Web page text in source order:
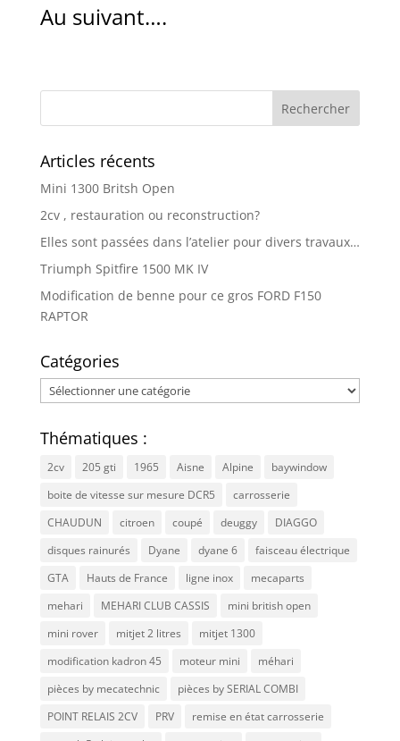
Au suivant….
Articles récents
Mini 1300 Britsh Open
2cv , restauration ou reconstruction?
Elles sont passées dans l’atelier pour divers travaux…
Triumph Spitfire 1500 MK IV
Modification de benne pour ce gros FORD F150
RAPTOR
Catégories
Catégories
Thématiques :
2cv 205 gti 1965 Aisne Alpine
baywindow
boite de vitesse sur mesure DCR5
carrosserie
CHAUDUN
citroen coupé deuggy
DIAGGO
disques rainurés
Dyane dyane 6
faisceau électrique
GTA
Hauts de France ligne inox
mecaparts
mehari
MEHARI CLUB CASSIS
mini british open
mini rover
mitjet 2 litres
mitjet 1300
modification kadron 45
moteur mini
méhari
pièces by mecatechnic
pièces by SERIAL COMBI
POINT RELAIS 2CV
PRV
remise en état carrosserie